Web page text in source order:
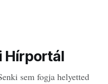
Hírportál
sem fogja helyetted